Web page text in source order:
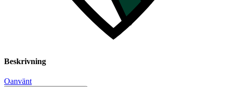
Beskrivning
Oanvänt